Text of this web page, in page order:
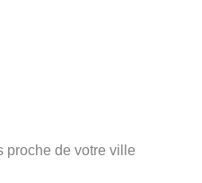
proche de votre ville